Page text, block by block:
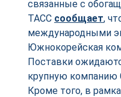
связанные с
ТАСС сообщает,
международными
Южнокорейская
Поставки
крупную компанию
Кроме того, в